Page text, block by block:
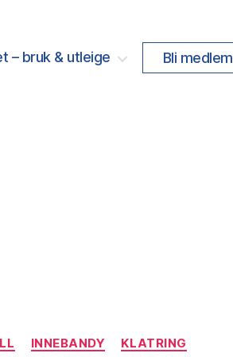
– bruk & utleige Bli medlem
INNEBANDY
KLATRING